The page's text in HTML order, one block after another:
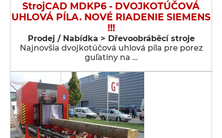
StrojCAD MDKP6 - DVOJKOTÚČOVÁ
UHLOVÁ PÍLA. NOVÉ RIADENIE SIEMENS
!!!
Prodej / Nabídka > Dřevoobráběcí stroje
Najnovšia dvojkotúčová uhlová píla pre porez
guľatiny na …